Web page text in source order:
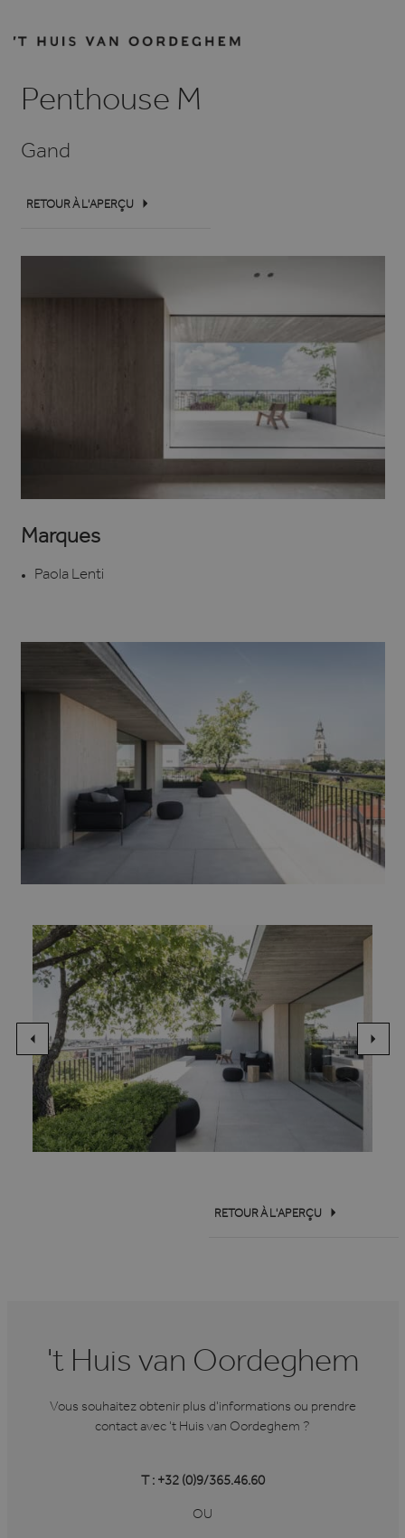
Penthouse M
Gand
RETOUR À L'APERÇU
Marques
Paola Lenti
RETOUR À L'APERÇU
't Huis van Oordeghem
Vous souhaitez obtenir plus d'informations ou prendre
contact avec 't Huis van Oordeghem ?
T : +32 (0)9/365.46.60
OU